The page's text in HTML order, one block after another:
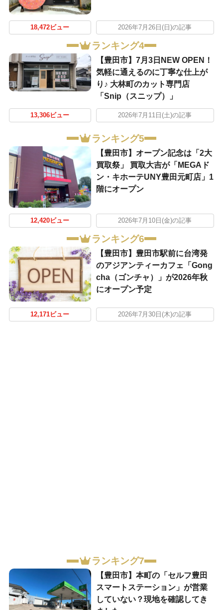
18,472ビュー 2026年7月26日(日)の記事
ランキング4
【豊田市】7月3日NEW OPEN！
気軽に通えるのに丁寧な仕上が
り♪ 大林町のカット専門店
「Snip（スニップ）」
13,306ビュー 2026年7月11日(土)の記事
ランキング5
【豊田市】オープン記念は「2大
買取祭」 買取大吉が「MEGAド
ン・キホーテUNY豊田元町店」1
階にオープン
12,420ビュー 2026年7月10日(金)の記事
ランキング6
【豊田市】豊田市駅前に台湾発
のアジアンティーカフェ「Gong
cha（ゴンチャ）」が2026年秋
にオープン予定
12,171ビュー 2026年7月30日(木)の記事
ランキング7
【豊田市】本町の「セルフ豊田
スマートステーション」が営業
していない？現地を確認してき